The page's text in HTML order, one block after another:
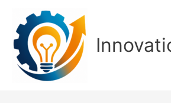
springen